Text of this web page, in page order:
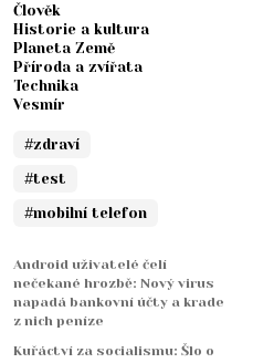
Člověk
Historie a kultura
Planeta Země
Příroda a zvířata
Technika
Vesmír
#zdraví
#test
#mobilní telefon
Android uživatelé čelí
nečekané hrozbě: Nový virus
napadá bankovní účty a krade
z nich peníze
Kuřáctví za socialismu: Šlo o